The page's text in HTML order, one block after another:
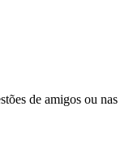
de amigos ou nas